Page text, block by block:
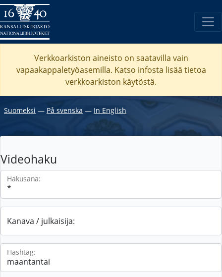
Verkkoarkiston aineisto on saatavilla vain
vapaakappaletyöasemilla. Katso infosta lisää tietoa
verkkoarkiston käytöstä.
Suomeksi ― På svenska ― In English
Videohaku
Hakusana:
Kanava / julkaisija:
Hashtag: